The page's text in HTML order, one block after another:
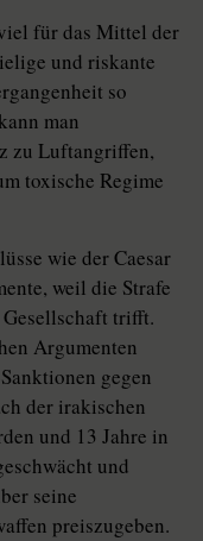
für das Mittel der
und riskante
so
man
zu Luftangriffen,
toxische Regime
wie der Caesar
weil die Strafe
trifft.
Argumenten
gegen
der irakischen
und 13 Jahre in
und
seine
preiszugeben.